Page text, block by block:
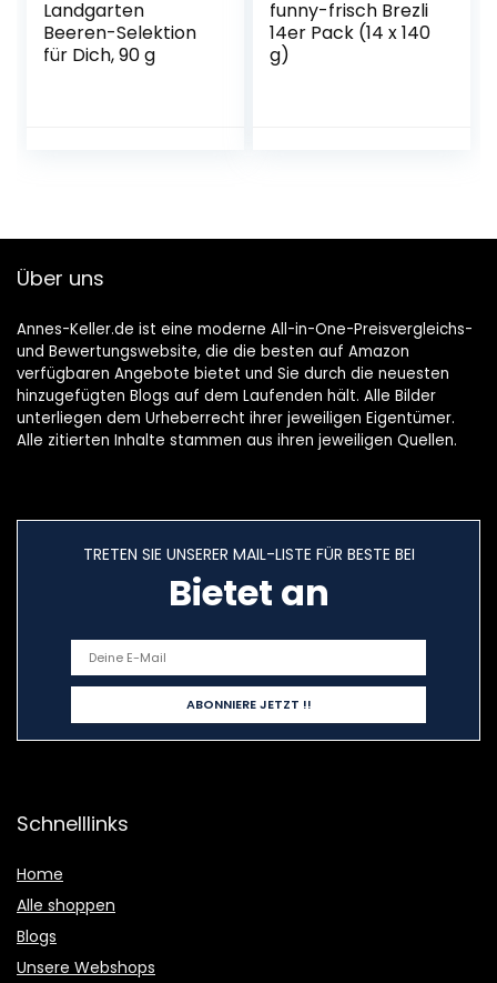
Landgarten
Beeren-Selektion
für Dich, 90 g
funny-frisch Brezli
14er Pack (14 x 140
g)
Über uns
Annes-Keller.de ist eine moderne All-in-One-Preisvergleichs-
und Bewertungswebsite, die die besten auf Amazon
verfügbaren Angebote bietet und Sie durch die neuesten
hinzugefügten Blogs auf dem Laufenden hält. Alle Bilder
unterliegen dem Urheberrecht ihrer jeweiligen Eigentümer.
Alle zitierten Inhalte stammen aus ihren jeweiligen Quellen.
TRETEN SIE UNSERER MAIL-LISTE FÜR BESTE BEI
Bietet an
Schnelllinks
Home
Alle shoppen
Blogs
Unsere Webshops